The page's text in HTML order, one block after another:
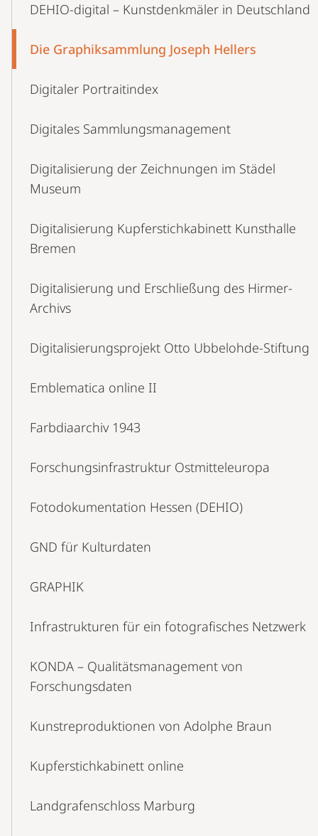
DEHIO-digital – Kunstdenkmäler in Deutschland
Die Graphiksammlung Joseph Hellers
Digitaler Portraitindex
Digitales Sammlungsmanagement
Digitalisierung der Zeichnungen im Städel
Museum
Digitalisierung Kupferstichkabinett Kunsthalle
Bremen
Digitalisierung und Erschließung des Hirmer-
Archivs
Digitalisierungsprojekt Otto Ubbelohde-Stiftung
Emblematica online II
Farbdiaarchiv 1943
Forschungsinfrastruktur Ostmitteleuropa
Fotodokumentation Hessen (DEHIO)
GND für Kulturdaten
GRAPHIK
Infrastrukturen für ein fotografisches Netzwerk
KONDA – Qualitätsmanagement von
Forschungsdaten
Kunstreproduktionen von Adolphe Braun
Kupferstichkabinett online
Landgrafenschloss Marburg